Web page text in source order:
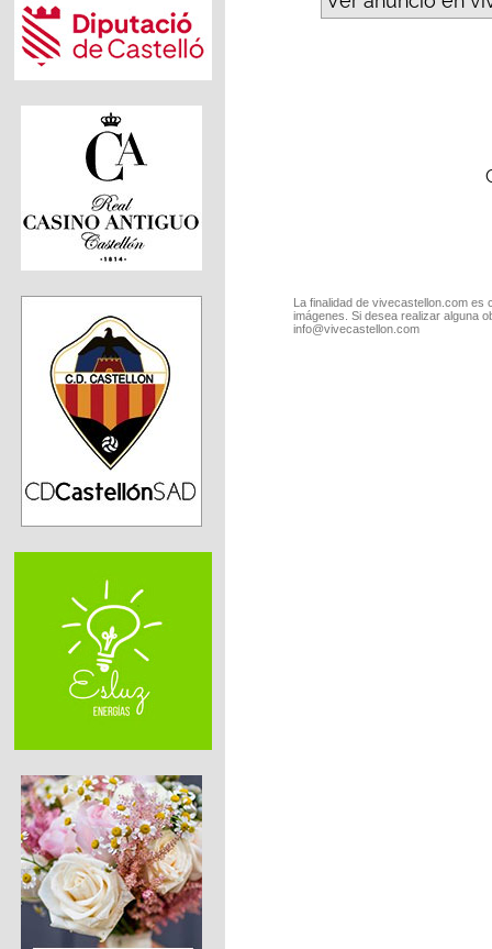
La finalidad de vivecastellon.com
imágenes. Si desea realizar alguna
info@vivecastellon.com